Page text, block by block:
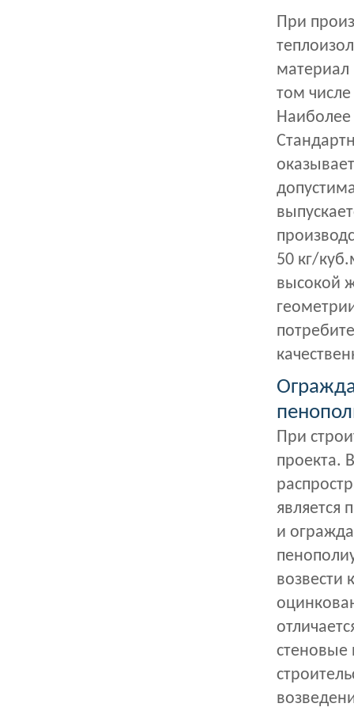
При
материал
том
Наиболее
50 кг/
высокой
При
проекта.
является
и
возвести
стеновые